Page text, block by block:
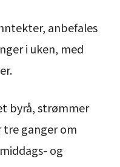
anbefales
i uken, med
byrå, strømmer
ganger om
og